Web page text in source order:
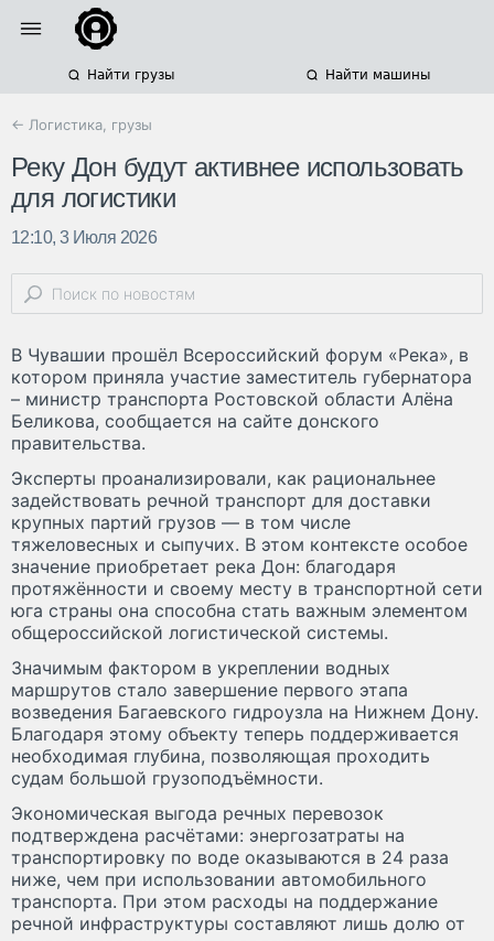
Найти грузы Найти машины
← Логистика, грузы
Реку Дон будут активнее использовать
для логистики
12:10, 3 Июля 2026
В Чувашии прошёл Всероссийский форум «Река», в
котором приняла участие заместитель губернатора
– министр транспорта Ростовской области Алёна
Беликова, сообщается на сайте донского
правительства.
Эксперты проанализировали, как рациональнее
задействовать речной транспорт для доставки
крупных партий грузов — в том числе
тяжеловесных и сыпучих. В этом контексте особое
значение приобретает река Дон: благодаря
протяжённости и своему месту в транспортной сети
юга страны она способна стать важным элементом
общероссийской логистической системы.
Значимым фактором в укреплении водных
маршрутов стало завершение первого этапа
возведения Багаевского гидроузла на Нижнем Дону.
Благодаря этому объекту теперь поддерживается
необходимая глубина, позволяющая проходить
судам большой грузоподъёмности.
Экономическая выгода речных перевозок
подтверждена расчётами: энергозатраты на
транспортировку по воде оказываются в 24 раза
ниже, чем при использовании автомобильного
транспорта. При этом расходы на поддержание
речной инфраструктуры составляют лишь долю от